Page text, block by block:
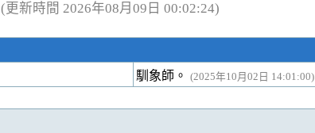
(更新時間 2026年08月09日 00:02:24)
馴象師。 (2025年10月02日 14:01:00)